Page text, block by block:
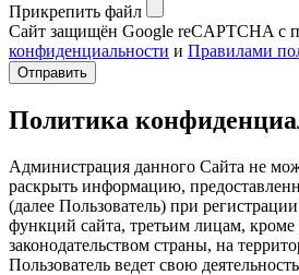
Прикрепить файл
Сайт защищён Google reCAPTCHA с
конфиденциальности и Правилами
Отправить
Политика
Администрация данного Сайта не
раскрыть информацию,
(далее Пользователь) при
функций сайта, третьим лицам,
законодательством страны, на
Пользователь ведет свою